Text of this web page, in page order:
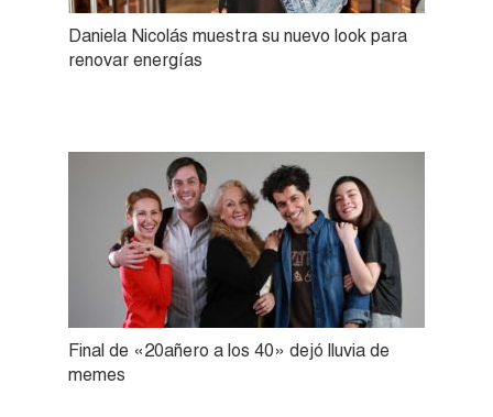
Daniela Nicolás muestra su nuevo look para
renovar energías
Final de «20añero a los 40» dejó lluvia de
memes